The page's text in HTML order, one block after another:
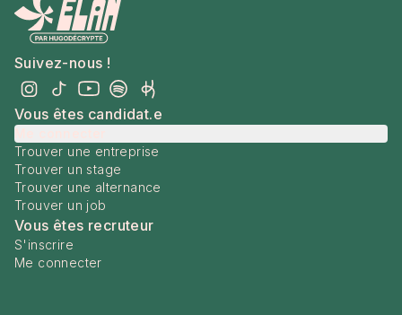
Suivez-nous !
Vous êtes candidat.e
Trouver une entreprise
Trouver un stage
Trouver une alternance
Trouver un job
Vous êtes recruteur
S'inscrire
Me connecter